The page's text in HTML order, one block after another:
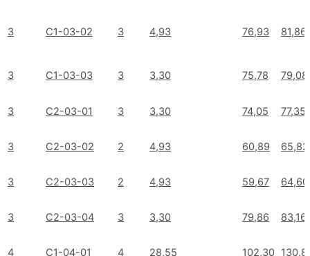
3 C1-03-02 3 4,93 76,93 81,86
3 C1-03-03 3 3,30 75,78 79,08
3 C2-03-01 3 3,30 74,05 77,35
3 C2-03-02 2 4,93 60,89 65,82
3 C2-03-03 2 4,93 59,67 64,60
3 C2-03-04 3 3,30 79,86 83,16
4 C1-04-01 4 28,55 102,30